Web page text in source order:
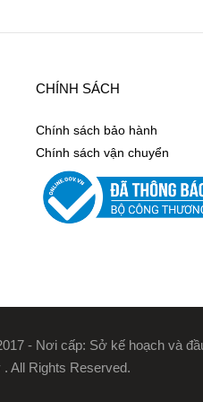
CHÍNH SÁCH
Chính sách bảo hành
Chính sách vận chuyển
- Nơi cấp: Sở kế hoạch và
All Rights Reserved.